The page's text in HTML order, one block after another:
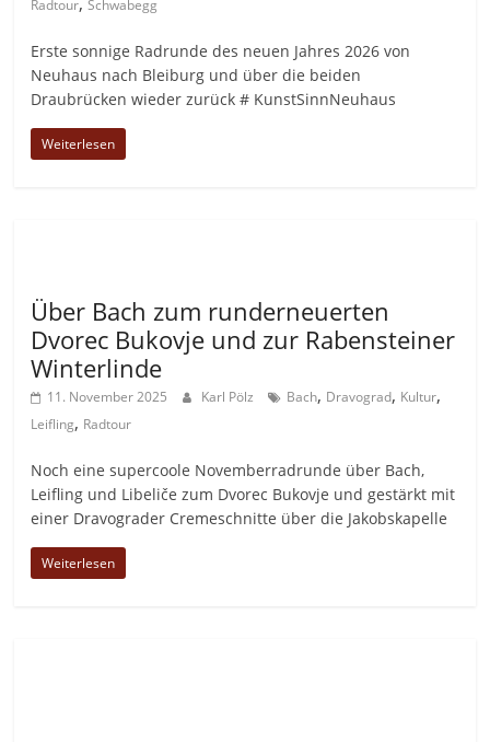
Radtour Schwabegg
Erste sonnige Radrunde des neuen Jahres 2026 von
Neuhaus nach Bleiburg und über die beiden
Draubrücken wieder zurück # KunstSinnNeuhaus
Weiterlesen
Über Bach zum runderneuerten
Dvorec Bukovje und zur Rabensteiner
Winterlinde
11. November 2025 Karl Pölz Bach, Dravograd, Kultur,
Leifling, Radtour
Noch eine supercoole Novemberradrunde über Bach,
Leifling und Libeliče zum Dvorec Bukovje und gestärkt mit
einer Dravograder Cremeschnitte über die Jakobskapelle
Weiterlesen